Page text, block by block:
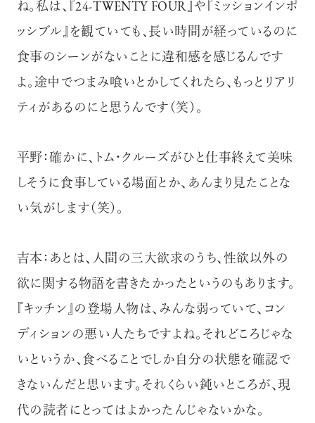
ね。私は、『24-TWENTY FOUR』や『ミッションインポ
ッシブル』を観ていても、長い時間が経っているのに
食事のシーンがないことに違和感を感じるんです
よ。途中でつまみ喰いとかしてくれたら、もっとリアリ
ティがあるのにと思うんです（笑）。
平野：確かに、トム・クルーズがひと仕事終えて美味
しそうに食事している場面とか、あんまり見たことな
い気がします（笑）。
吉本：あとは、人間の三大欲求のうち、性欲以外の
欲に関する物語を書きたかったというのもあります。
『キッチン』の登場人物は、みんな弱っていて、コン
ディションの悪い人たちですよね。それどころじゃな
いというか、食べることでしか自分の状態を確認で
きないんだと思います。それくらい鈍いところが、現
代の読者にとってはよかったんじゃないかな。